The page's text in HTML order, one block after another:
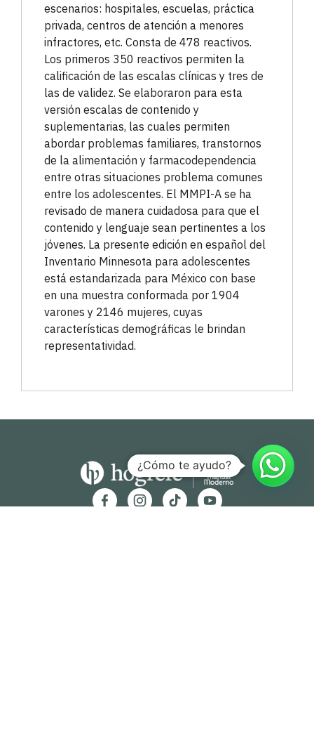
escenarios: hospitales, escuelas, práctica
privada, centros de atención a menores
infractores, etc. Consta de 478 reactivos.
Los primeros 350 reactivos permiten la
calificación de las escalas clínicas y tres de
las de validez. Se elaboraron para esta
versión escalas de contenido y
suplementarias, las cuales permiten
abordar problemas familiares, transtornos
de la alimentación y farmacodependencia
entre otras situaciones problema comunes
entre los adolescentes. El MMPI-A se ha
revisado de manera cuidadosa para que el
contenido y lenguaje sean pertinentes a los
jóvenes. La presente edición en español del
Inventario Minnesota para adolescentes
está estandarizada para México con base
en una muestra conformada por 1904
varones y 2146 mujeres, cuyas
características demográficas le brindan
representatividad.
¿Cómo te ayudo?